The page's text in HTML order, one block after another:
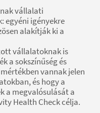
vállalati
egyéni igényekre
alakítják ki a
vállalatoknak is
a sokszínűség és
vannak jelen
és hogy a
a megvalósulását a
Health Check célja.